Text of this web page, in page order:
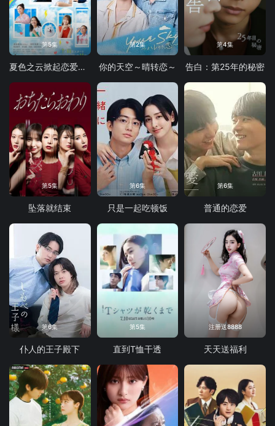
第5集
夏色之云掀起恋爱与风暴
第2集
你的天空～晴转恋～
第4集
告白：第25年的秘密
第5集
坠落就结束
第6集
只是一起吃顿饭
第6集
普通的恋爱
第6集
仆人的王子殿下
第5集
直到T恤干透
注册送8888
天天送福利